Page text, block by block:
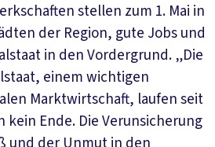
stellen zum 1. Mai in
der Region, gute Jobs und
in den Vordergrund. „Die
einem wichtigen
Marktwirtschaft, laufen seit
Ende. Die Verunsicherung